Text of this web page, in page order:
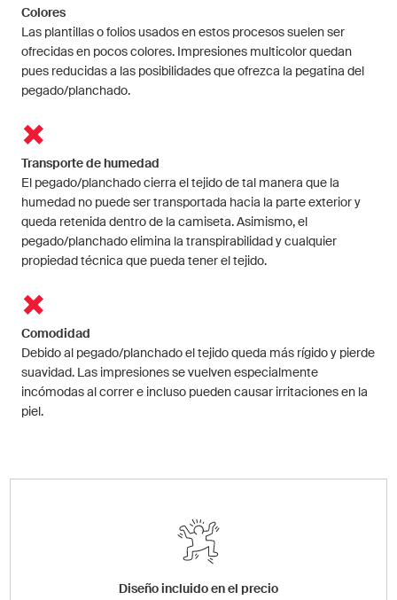
Colores
Las plantillas o folios usados en estos procesos suelen ser
ofrecidas en pocos colores. Impresiones multicolor quedan
pues reducidas a las posibilidades que ofrezca la pegatina del
pegado/planchado.
Transporte de humedad
El pegado/planchado cierra el tejido de tal manera que la
humedad no puede ser transportada hacia la parte exterior y
queda retenida dentro de la camiseta. Asimismo, el
pegado/planchado elimina la transpirabilidad y cualquier
propiedad técnica que pueda tener el tejido.
Comodidad
Debido al pegado/planchado el tejido queda más rígido y pierde
suavidad. Las impresiones se vuelven especialmente
incómodas al correr e incluso pueden causar irritaciones en la
piel.
Diseño incluido en el precio